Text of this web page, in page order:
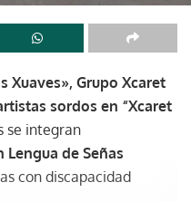
Xuaves», Grupo Xcaret
sordos en “Xcaret
se integran
de Señas
con discapacidad